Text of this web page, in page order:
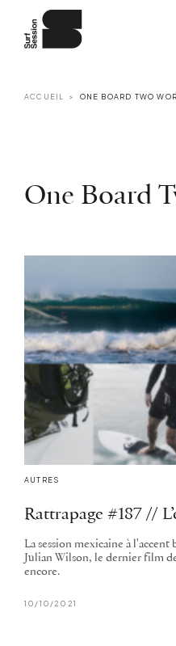
ACCUEIL ONE BOARD TWO
One Board
AUTRES
Rattrapage #187 //
La session mexicaine à
Julian Wilson, le dernier film
encore.
10/10/2021